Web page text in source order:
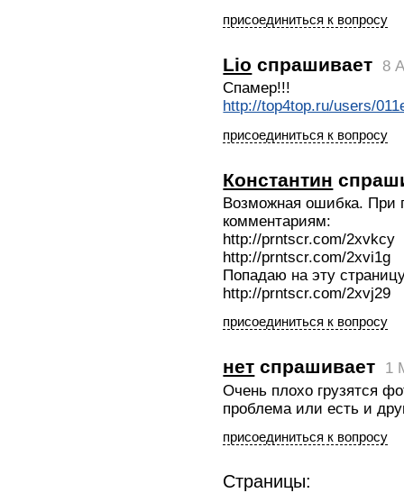
присоединиться к вопросу
Lio спрашивает 8
Спамер!!!
http://top4top.ru/users/
присоединиться к вопросу
Константин
Возможная ошибка. При
комментариям:
http://prntscr.com/2xvkcy
http://prntscr.com/2xvi1g
Попадаю на эту
http://prntscr.com/2xvj29
присоединиться к вопросу
нет спрашивает
1
Очень плохо грузятся
проблема или есть и
присоединиться к вопросу
Страницы: